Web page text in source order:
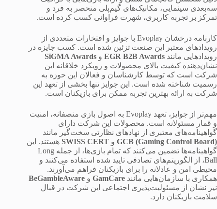
سه‌بعدی سینمایی، مکانیک‌های گیم‌پلی منحصر به فرد و
تمرکز بر تجربه کاربری، شهرت فراوانی کسب کرده است.
کارنامه درخشان Evoplay با جوایز و افتخارات متعددی از
رویدادهای معتبر این صنعت تزئین شده است. کسب جایزه در
رویدادهایی مانند EGR B2B Awards و SiGMA Awards
نشان‌دهنده کیفیت بالای محصولات و رویکرد خلاقانه این
شرکت است که توسط کارشناسان و فعالان این حوزه به
رسمیت شناخته شده است. این جوایز تنها بخشی از تعهد این
شرکت به ارائه بهترین تجربه ممکن برای بازیکنان است.
مهم‌تر از جوایز، تعهد Evoplay به اصول بازی منصفانه، امنیت
و قمار مسئولانه است. محصولات این شرکت دارای
گواهینامه‌های معتبری از نهادهای نظارتی سخت‌گیر مانند
GCB (Gaming Control Board) و SWISS CERT هستند. این
گواهینامه‌ها تضمین می‌کنند که تمام بازی‌ها، از جمله Long
Ball، از الگوریتم‌های تصادفی تایید شده استفاده می‌کنند و
محیطی امن و عادلانه را برای بازیکنان فراهم می‌آورند.
همکاری با سازمان‌هایی مانند GamCare و BeGambleAware
نیز نشان از مسئولیت‌پذیری اجتماعی این شرکت در قبال
سلامت بازیکنان دارد.